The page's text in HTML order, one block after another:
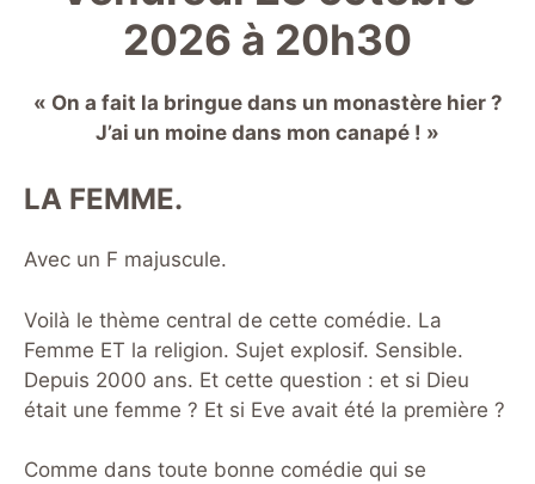
2026 à 20h30
« On a fait la bringue dans un monastère hier ?
J’ai un moine dans mon canapé ! »
LA FEMME.
Avec un F majuscule.
Voilà le thème central de cette comédie. La
Femme ET la religion. Sujet explosif. Sensible.
Depuis 2000 ans. Et cette question : et si Dieu
était une femme ? Et si Eve avait été la première ?
Comme dans toute bonne comédie qui se